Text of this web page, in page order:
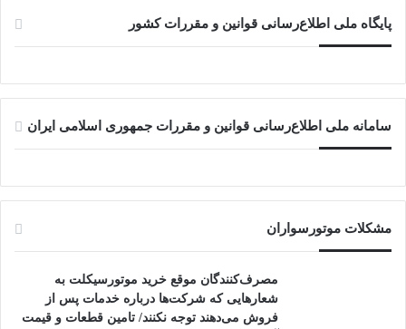
پایگاه ملی اطلاع‌رسانی قوانین و مقررات کشور
سامانه ملی اطلاع‌رسانی قوانین و مقررات جمهوری اسلامی ایران
مشکلات موتورسواران
مصرف‌کنندگان موقع خرید موتورسیکلت به
شعارهایی که شرکت‌ها درباره خدمات پس از
فروش می‌دهند توجه نکنند/ تامین قطعات و قیمت